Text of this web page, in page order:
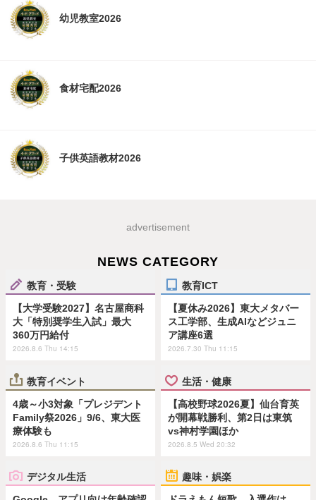
幼児教室2026
食材宅配2026
子供英語教材2026
advertisement
NEWS CATEGORY
教育・受験
【大学受験2027】名古屋商科
大「特別奨学生入試」最大
360万円給付
2026.8.6 Thu 14:15
教育ICT
【夏休み2026】東大メタバー
ス工学部、生成AIなどジュニ
ア講座6選
2026.7.30 Thu 11:15
教育イベント
4歳～小3対象「プレジデント
Family祭2026」9/6、東大医
療体験も
2026.8.6 Thu 11:15
生活・健康
【高校野球2026夏】仙台育英
が開幕戦勝利、第2日は東筑
vs神村学園ほか
2026.8.5 Wed 20:32
デジタル生活 趣味・娯楽